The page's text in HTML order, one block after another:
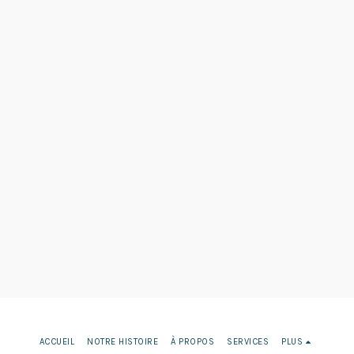
ACCUEIL NOTRE HISTOIRE À PROPOS SERVICES PLUS